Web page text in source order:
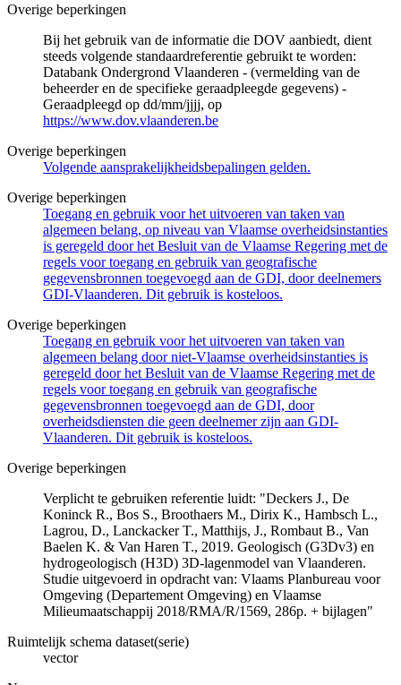
Overige beperkingen
Bij het gebruik van de informatie die DOV aanbiedt, dient
steeds volgende standaardreferentie gebruikt te worden:
Databank Ondergrond Vlaanderen - (vermelding van de
beheerder en de specifieke geraadpleegde gegevens) -
Geraadpleegd op dd/mm/jjjj, op
https://www.dov.vlaanderen.be
Overige beperkingen
Volgende aansprakelijkheidsbepalingen gelden.
Overige beperkingen
Toegang en gebruik voor het uitvoeren van taken van
algemeen belang, op niveau van Vlaamse overheidsinstanties
is geregeld door het Besluit van de Vlaamse Regering met de
regels voor toegang en gebruik van geografische
gegevensbronnen toegevoegd aan de GDI, door deelnemers
GDI-Vlaanderen. Dit gebruik is kosteloos.
Overige beperkingen
Toegang en gebruik voor het uitvoeren van taken van
algemeen belang door niet-Vlaamse overheidsinstanties is
geregeld door het Besluit van de Vlaamse Regering met de
regels voor toegang en gebruik van geografische
gegevensbronnen toegevoegd aan de GDI, door
overheidsdiensten die geen deelnemer zijn aan GDI-
Vlaanderen. Dit gebruik is kosteloos.
Overige beperkingen
Verplicht te gebruiken referentie luidt: "Deckers J., De
Koninck R., Bos S., Broothaers M., Dirix K., Hambsch L.,
Lagrou, D., Lanckacker T., Matthijs, J., Rombaut B., Van
Baelen K. & Van Haren T., 2019. Geologisch (G3Dv3) en
hydrogeologisch (H3D) 3D-lagenmodel van Vlaanderen.
Studie uitgevoerd in opdracht van: Vlaams Planbureau voor
Omgeving (Departement Omgeving) en Vlaamse
Milieumaatschappij 2018/RMA/R/1569, 286p. + bijlagen"
Ruimtelijk schema dataset(serie)
vector